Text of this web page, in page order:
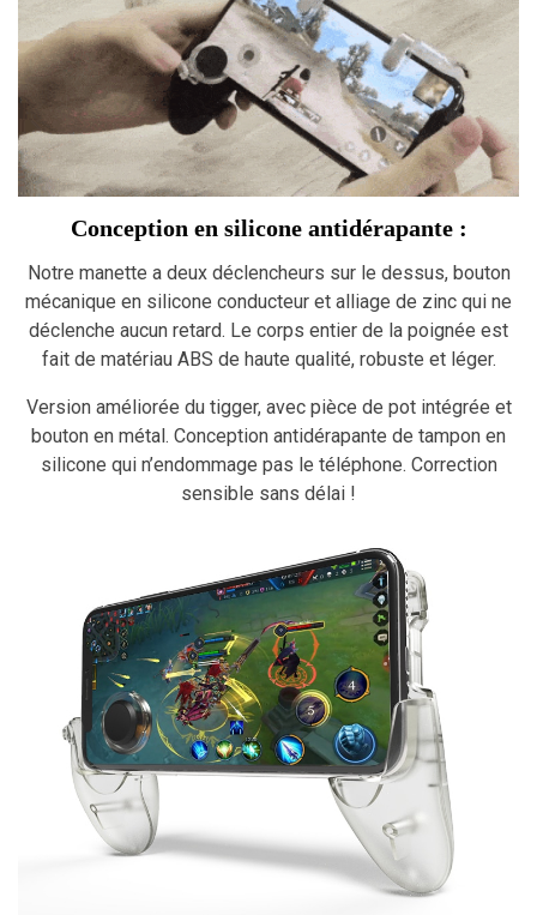
Conception en silicone antidérapante :
Notre manette a deux déclencheurs sur le dessus, bouton
mécanique en silicone conducteur et alliage de zinc qui ne
déclenche aucun retard. Le corps entier de la poignée est
fait de matériau ABS de haute qualité, robuste et léger.
Version améliorée du tigger, avec pièce de pot intégrée et
bouton en métal. Conception antidérapante de tampon en
silicone qui n’endommage pas le téléphone. Correction
sensible sans délai !